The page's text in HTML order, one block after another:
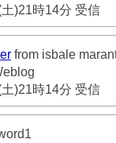
)21時14分 受信
from isbale
)21時14分 受信